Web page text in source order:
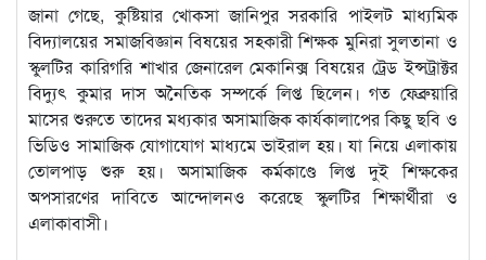
জানা গেছে, কুষ্টিয়ার খোকসা জানিপুর সরকারি পাইলট মাধ্যমিক
বিদ্যালয়ের সমাজবিজ্ঞান বিষয়ের সহকারী শিক্ষক মুনিরা সুলতানা ও
স্কুলটির কারিগরি শাখার জেনারেল মেকানিক্স বিষয়ের ট্রেড ইন্সট্রাক্টর
বিদ্যুৎ কুমার দাস অনৈতিক সম্পর্কে লিপ্ত ছিলেন। গত ফেব্রুয়ারি
মাসের শুরুতে তাদের মধ্যকার অসামাজিক কার্যকালাপের কিছু ছবি ও
ভিডিও সামাজিক যোগাযোগ মাধ্যমে ভাইরাল হয়। যা নিয়ে এলাকায়
তোলপাড় শুরু হয়। অসামাজিক কর্মকাণ্ডে লিপ্ত দুই শিক্ষকের
অপসারণের দাবিতে আন্দোলনও করেছে স্কুলটির শিক্ষার্থীরা ও
এলাকাবাসী।